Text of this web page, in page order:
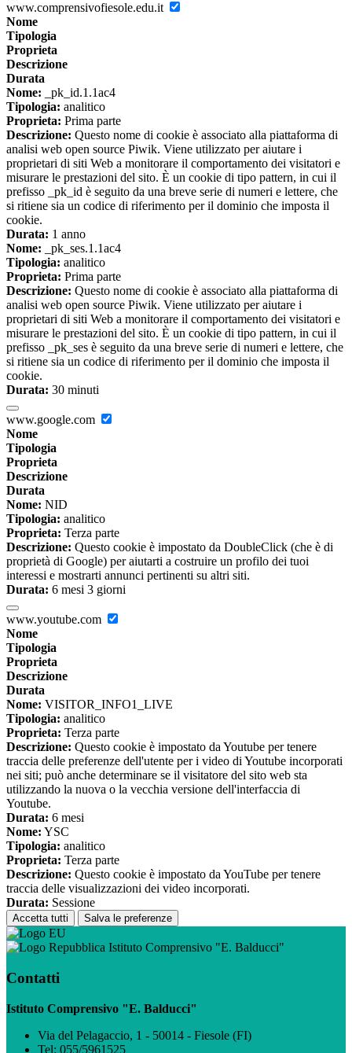
www.comprensivofiesole.edu.it
Nome
Tipologia
Proprieta
Descrizione
Durata
Nome: _pk_id.1.1ac4
Tipologia: analitico
Proprieta: Prima parte
Descrizione: Questo nome di cookie è associato alla piattaforma di
analisi web open source Piwik. Viene utilizzato per aiutare i
proprietari di siti Web a monitorare il comportamento dei visitatori e
misurare le prestazioni del sito. È un cookie di tipo pattern, in cui il
prefisso _pk_id è seguito da una breve serie di numeri e lettere, che
si ritiene sia un codice di riferimento per il dominio che imposta il
cookie.
Durata: 1 anno
Nome: _pk_ses.1.1ac4
Tipologia: analitico
Proprieta: Prima parte
Descrizione: Questo nome di cookie è associato alla piattaforma di
analisi web open source Piwik. Viene utilizzato per aiutare i
proprietari di siti Web a monitorare il comportamento dei visitatori e
misurare le prestazioni del sito. È un cookie di tipo pattern, in cui il
prefisso _pk_ses è seguito da una breve serie di numeri e lettere, che
si ritiene sia un codice di riferimento per il dominio che imposta il
cookie.
Durata: 30 minuti
www.google.com
Nome
Tipologia
Proprieta
Descrizione
Durata
Nome: NID
Tipologia: analitico
Proprieta: Terza parte
Descrizione: Questo cookie è impostato da DoubleClick (che è di
proprietà di Google) per aiutarti a costruire un profilo dei tuoi
interessi e mostrarti annunci pertinenti su altri siti.
Durata: 6 mesi 3 giorni
www.youtube.com
Nome
Tipologia
Proprieta
Descrizione
Durata
Nome: VISITOR_INFO1_LIVE
Tipologia: analitico
Proprieta: Terza parte
Descrizione: Questo cookie è impostato da Youtube per tenere
traccia delle preferenze dell'utente per i video di Youtube incorporati
nei siti; può anche determinare se il visitatore del sito web sta
utilizzando la nuova o la vecchia versione dell'interfaccia di
Youtube.
Durata: 6 mesi
Nome: YSC
Tipologia: analitico
Proprieta: Terza parte
Descrizione: Questo cookie è impostato da YouTube per tenere
traccia delle visualizzazioni dei video incorporati.
Durata: Sessione
Accetta tutti Salva le preferenze
Istituto Comprensivo "E. Balducci"
Contatti
Istituto Comprensivo "E. Balducci"
Via del Pelagaccio, 1 - 50014 - Fiesole (FI)
Tel: 055/5961525